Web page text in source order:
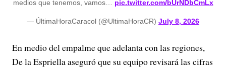
medios que tenemos, vamos… pic.twitter.com/bUrNDbCmLx
— ÚltimaHoraCaracol (@UltimaHoraCR) July 8, 2026
En medio del empalme que adelanta con las regiones,
De la Espriella aseguró que su equipo revisará las cifras